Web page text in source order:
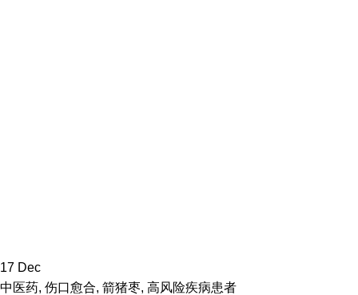
17 Dec
中医药, 伤口愈合, 箭猪枣, 高风险疾病患者